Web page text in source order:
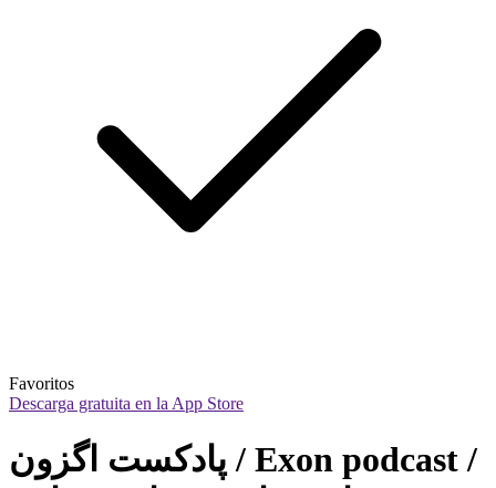
Favoritos
Descarga gratuita en la App Store
پادکست اگزون / Exon podcast /